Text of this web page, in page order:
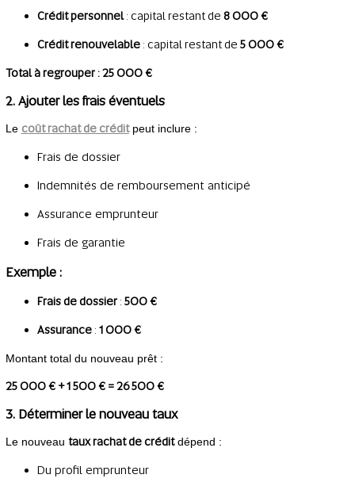
Crédit personnel: capital restant de 8 000 €
Crédit renouvelable: capital restant de 5 000 €
Total à regrouper : 25 000 €
2. Ajouter les frais éventuels
Le coût rachat de créditpeut inclure :
Frais de dossier
Indemnités de remboursement anticipé
Assurance emprunteur
Frais de garantie
Exemple :
Frais de dossier: 500 €
Assurance: 1 000 €
Montant total du nouveau prêt :
25 000 € + 1 500 € = 26 500 €
3. Déterminer le nouveau taux
Le nouveau taux rachat de créditdépend :
Du profil emprunteur